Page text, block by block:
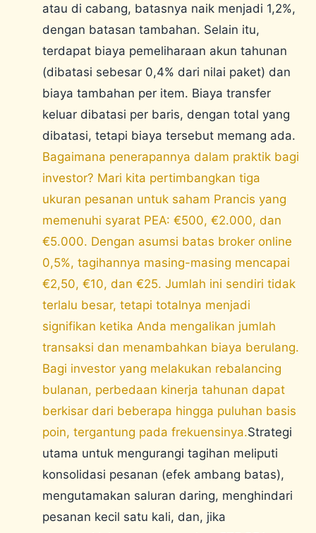
atau di cabang, batasnya naik menjadi 1,2%,
dengan batasan tambahan. Selain itu,
terdapat biaya pemeliharaan akun tahunan
(dibatasi sebesar 0,4% dari nilai paket) dan
biaya tambahan per item. Biaya transfer
keluar dibatasi per baris, dengan total yang
dibatasi, tetapi biaya tersebut memang ada.
Bagaimana penerapannya dalam praktik bagi
investor? Mari kita pertimbangkan tiga
ukuran pesanan untuk saham Prancis yang
memenuhi syarat PEA: €500, €2.000, dan
€5.000. Dengan asumsi batas broker online
0,5%, tagihannya masing-masing mencapai
€2,50, €10, dan €25. Jumlah ini sendiri tidak
terlalu besar, tetapi totalnya menjadi
signifikan ketika Anda mengalikan jumlah
transaksi dan menambahkan biaya berulang.
Bagi investor yang melakukan rebalancing
bulanan, perbedaan kinerja tahunan dapat
berkisar dari beberapa hingga puluhan basis
poin, tergantung pada frekuensinya.Strategi
utama untuk mengurangi tagihan meliputi
konsolidasi pesanan (efek ambang batas),
mengutamakan saluran daring, menghindari
pesanan kecil satu kali, dan, jika